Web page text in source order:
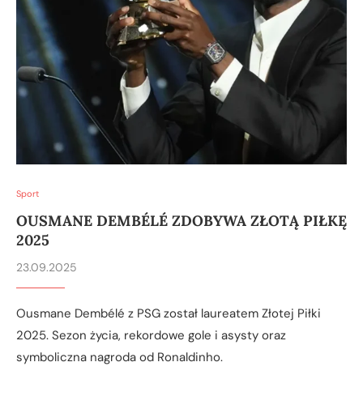
Sport
OUSMANE DEMBÉLÉ ZDOBYWA ZŁOTĄ PIŁKĘ
2025
23.09.2025
Ousmane Dembélé z PSG został laureatem Złotej Piłki
2025. Sezon życia, rekordowe gole i asysty oraz
symboliczna nagroda od Ronaldinho.